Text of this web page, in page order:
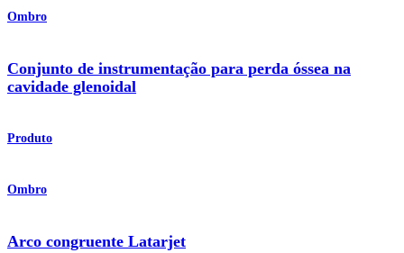
Ombro
Conjunto de instrumentação para perda óssea na
cavidade glenoidal
Produto
Ombro
Arco congruente Latarjet